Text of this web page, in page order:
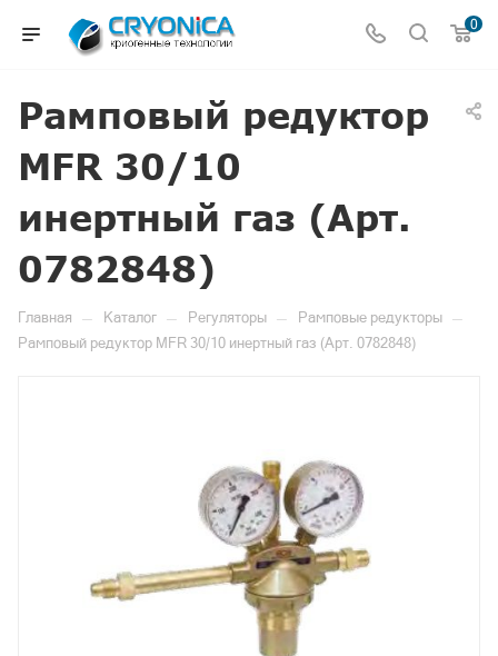
0
Рамповый редуктор
MFR 30/10
инертный газ (Арт.
0782848)
Главная — Каталог — Регуляторы — Рамповые редукторы —
Рамповый редуктор MFR 30/10 инертный газ (Арт. 0782848)